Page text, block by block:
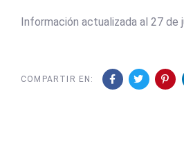
Información actualizada al 27 de
COMPARTIR EN: